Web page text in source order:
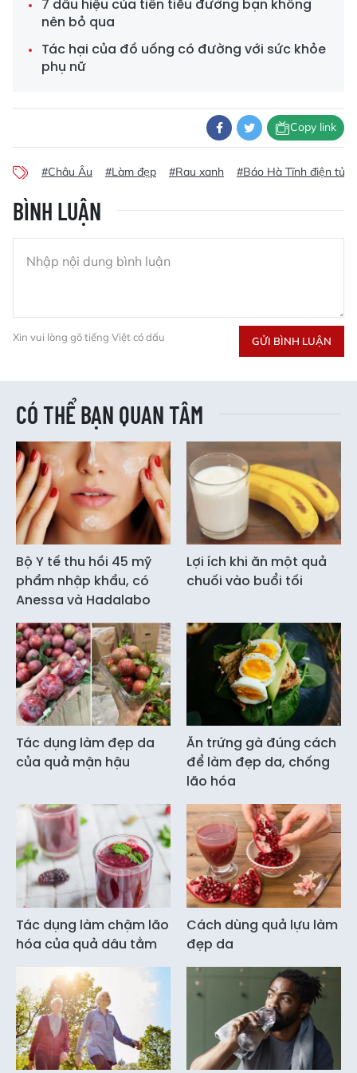
7 dấu hiệu của tiền tiểu đường bạn không
nên bỏ qua
Tác hại của đồ uống có đường với sức khỏe
phụ nữ
Copy link
#Châu Âu #Làm đẹp #Rau xanh #Báo Hà Tĩnh điện tử
BÌNH LUẬN
Xin vui lòng gõ tiếng Việt có dấu GỬI BÌNH LUẬN
CÓ THỂ BẠN QUAN TÂM
Bộ Y tế thu hồi 45 mỹ
phẩm nhập khẩu, có
Anessa và Hadalabo
Lợi ích khi ăn một quả
chuối vào buổi tối
Tác dụng làm đẹp da
của quả mận hậu
Ăn trứng gà đúng cách
để làm đẹp da, chống
lão hóa
Tác dụng làm chậm lão
hóa của quả dâu tằm
Cách dùng quả lựu làm
đẹp da